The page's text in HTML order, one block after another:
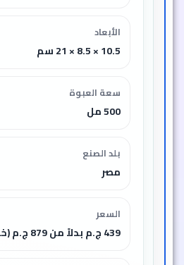
الأبعاد
10.5 × 8.5 × 21 سم
سعة العبوة
500 مل
بلد الصنع
مصر
السعر
439 ج.م بدلاً من 879 ج.م (خصم 50%)